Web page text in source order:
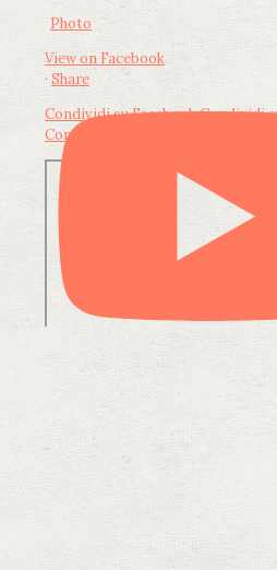
Photo
View on Facebook
· Share
Condividi su FacebookCondividi
Condividi su LinkedIn